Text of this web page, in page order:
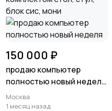
150 000 ₽
продаю компьютер
полностью новый неделя
ему продаю полным
комплектом стол, стул,
Москва
1 месяц назад